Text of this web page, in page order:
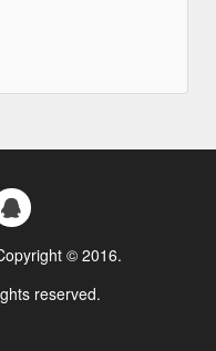
© 2016.
reserved.